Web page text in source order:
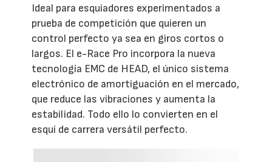
Ideal para esquiadores experimentados a
prueba de competición que quieren un
control perfecto ya sea en giros cortos o
largos. El e-Race Pro incorpora la nueva
tecnología EMC de HEAD, el único sistema
electrónico de amortiguación en el mercado,
que reduce las vibraciones y aumenta la
estabilidad. Todo ello lo convierten en el
esquí de carrera versátil perfecto.